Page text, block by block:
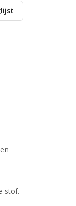
stof.